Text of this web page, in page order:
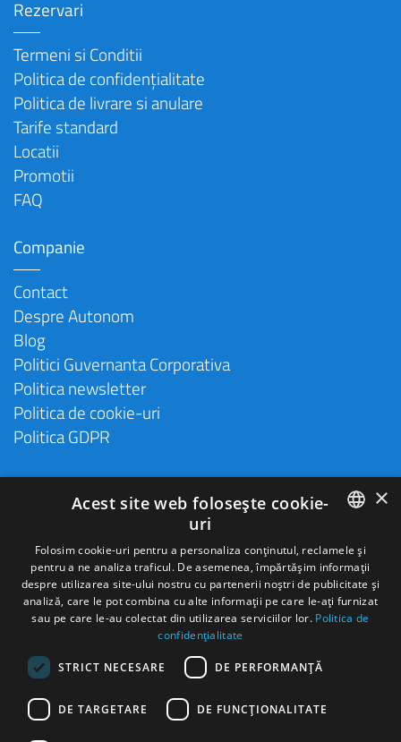
Rezervari
Termeni si Conditii
Politica de confidențialitate
Politica de livrare si anulare
Tarife standard
Locatii
Promotii
FAQ
Companie
Contact
Despre Autonom
Blog
Politici Guvernanta Corporativa
Politica newsletter
Politica de cookie-uri
Politica GDPR
Autonom Services S.A Cod de identificare fiscala18433260
reg. comJ2006000280271
ROMANIAN
HUNGARIAN
ITALIAN
×
Acest site web folosește cookie-
uri
Folosim cookie-uri pentru a personaliza conținutul, reclamele și
pentru a ne analiza traficul. De asemenea, împărtășim informații
despre utilizarea site-ului nostru cu partenerii noștri de publicitate și
analiză, care le pot combina cu alte informații pe care le-ați furnizat
sau pe care le-au colectat din utilizarea serviciilor lor. Politica de
confidențialitate
STRICT NECESARE DE PERFORMANȚĂ
DE TARGETARE DE FUNCŢIONALITATE